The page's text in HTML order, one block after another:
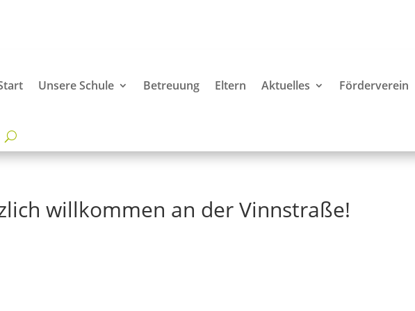
Unsere Schule Betreuung Eltern Aktuelles Förderverein
willkommen an der Vinnstraße!